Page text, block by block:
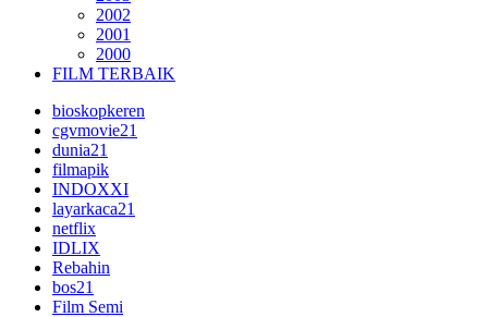
2002
2001
2000
FILM TERBAIK
bioskopkeren
cgvmovie21
dunia21
filmapik
INDOXXI
layarkaca21
netflix
IDLIX
Rebahin
bos21
Film Semi